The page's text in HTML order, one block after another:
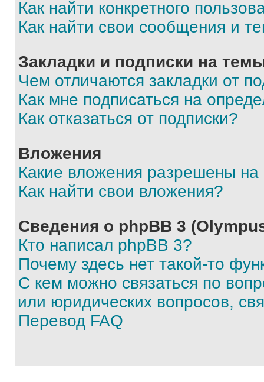
Как найти конкретного
Как найти свои сообщения и
Закладки и подписки на
Чем отличаются закладки от
Как мне подписаться на
Как отказаться от подписки?
Вложения
Какие вложения разрешены
Как найти свои вложения?
Сведения о phpBB 3
Кто написал phpBB 3?
Почему здесь нет такой-то
С кем можно связаться по
или юридических вопросов,
Перевод FAQ